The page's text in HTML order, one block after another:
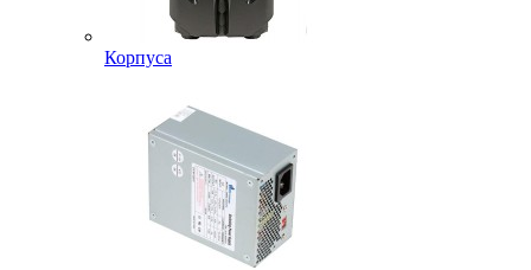
Корпуса